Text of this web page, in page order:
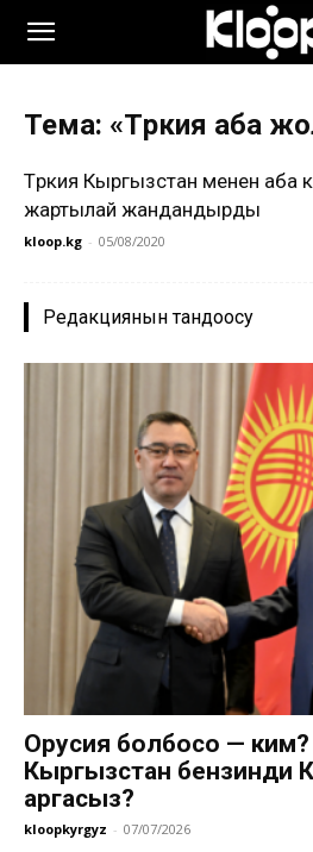
Тема: «Түркия аба
Түркия Кыргызстан менен
жартылай жандандырды
kloop.kg - 05/08/2020
Редакциянын тандоосу
Орусия болбосо —
Кыргызстан бензинди
аргасыз?
kloopkyrgyz - 07/07/2026